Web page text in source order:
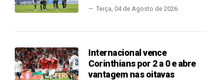
Terça, 04 de Agosto de 2026
Internacional vence
Corinthians por 2 a 0 e abre
vantagem nas oitavas